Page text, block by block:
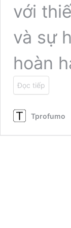
với
và sự
hoàn
Đọc tiếp
Tprofumo